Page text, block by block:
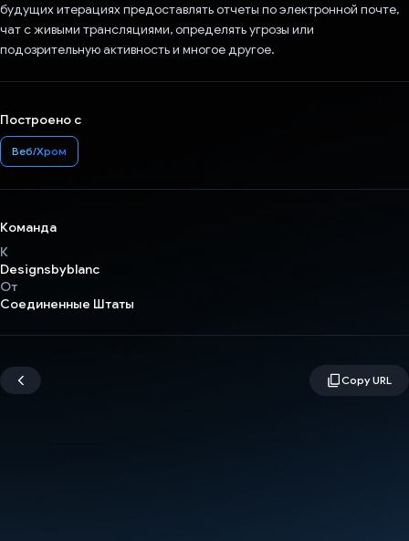
будущих итерациях предоставлять отчеты по электронной почте,
чат с живыми трансляциями, определять угрозы или
подозрительную активность и многое другое.
Построено с
Веб/Хром
Команда
К
Designsbyblanc
От
Соединенные Штаты